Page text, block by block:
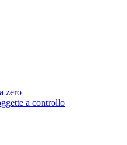
zero
a controllo